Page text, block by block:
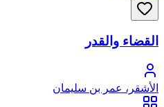
القضاء والقدر
الأشقر، عمر بن سليمان